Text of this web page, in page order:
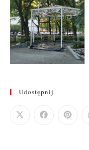
Udostępnij